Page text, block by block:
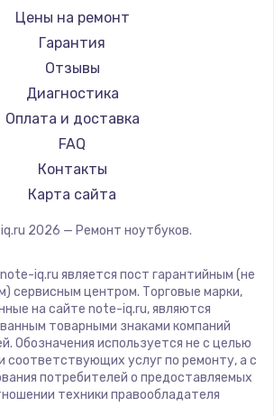
Ремонт ноутбуков iru
ноутбуков Machenike
Ремонт ноутбуков DEXP
ноутбуков Teclast
ноутбуков CHUWI
ноутбуков Colorful
Gigabyte
Aorus
Maibenben
Getac
Epson
Philips
LG
Panasonic
ZTE
Hiper
Evga
Google
Echips
Цены на ремонт
Гарантия
Отзывы
Диагностика
Оплата и доставка
FAQ
Контакты
Карта сайта
2026 — Ремонт ноутбуков.
iq.ru является пост гарантийным (не
сервисным центром. Торговые марки,
на сайте note-iq.ru, являются
товарными знаками компаний
Обозначения используется не с целью
соответствующих услуг по ремонту, а с
потребителей о предоставляемых
техники правообладателя